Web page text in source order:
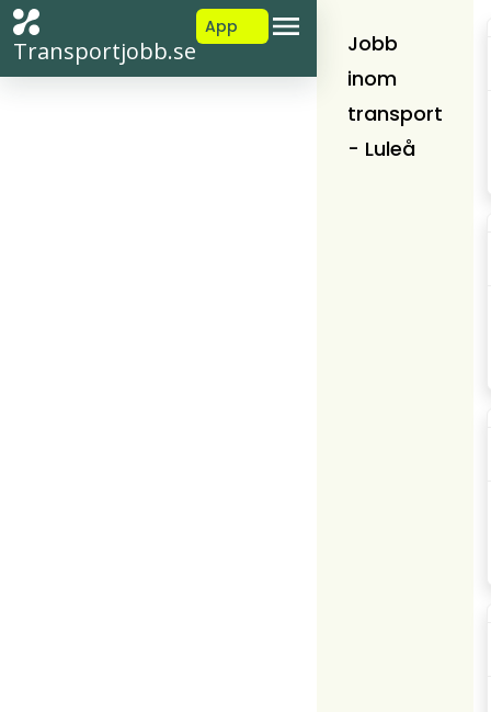
Transportjobb.se
App
Jobb
inom
transport
- Luleå